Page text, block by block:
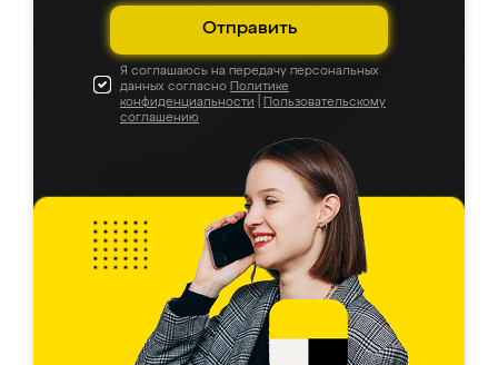
Отправить
Я соглашаюсь на передачу персональных
данных согласно Политике
конфиденциальности
Пользовательскому
соглашению